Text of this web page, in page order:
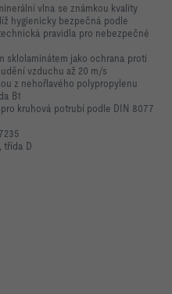
vlna se známkou kvality
hygienicky bezpečná podle
pravidla pro nebezpečné
sklolaminátem jako ochrana proti
vzduchu až 20 m/s
z nehořlavého polypropylenu
B1
kruhová potrubí podle DIN 8077
třída D